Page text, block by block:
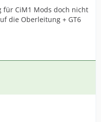
für CiM1 Mods doch nicht
die Oberleitung + GT6